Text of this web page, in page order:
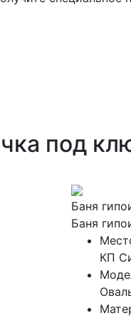
под
Баня
Баня
КП